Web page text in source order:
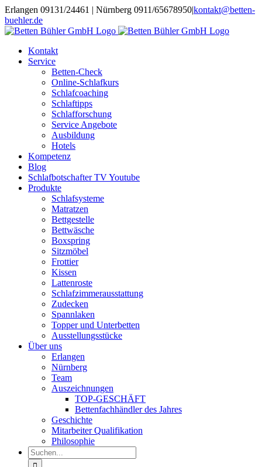
Zum
Inhalt
springen
Erlangen 09131/24461 | Nürnberg 0911/65678950|kontakt@betten-
buehler.de
Kontakt
Service
Betten-Check
Online-Schlafkurs
Schlafcoaching
Schlaftipps
Schlafforschung
Service Angebote
Ausbildung
Hotels
Kompetenz
Blog
Schlafbotschafter TV Youtube
Produkte
Schlafsysteme
Matratzen
Bettgestelle
Bettwäsche
Boxspring
Sitzmöbel
Frottier
Kissen
Lattenroste
Schlafzimmerausstattung
Zudecken
Spannlaken
Topper und Unterbetten
Ausstellungsstücke
Über uns
Erlangen
Nürnberg
Team
Auszeichnungen
TOP-GESCHÄFT
Bettenfachhändler des Jahres
Geschichte
Mitarbeiter Qualifikation
Philosophie
Suche
nach: